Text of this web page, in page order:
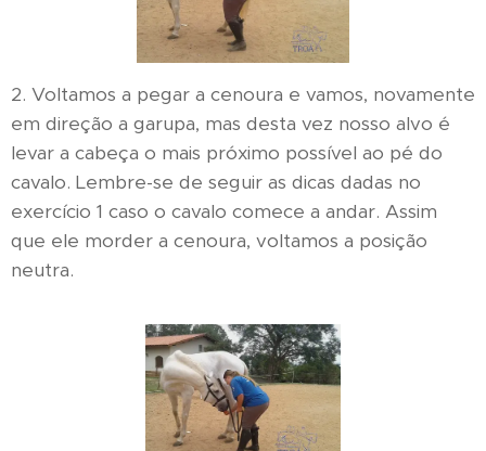
2. Voltamos a pegar a cenoura e vamos, novamente
em direção a garupa, mas desta vez nosso alvo é
levar a cabeça o mais próximo possível ao pé do
cavalo. Lembre-se de seguir as dicas dadas no
exercício 1 caso o cavalo comece a andar. Assim
que ele morder a cenoura, voltamos a posição
neutra.